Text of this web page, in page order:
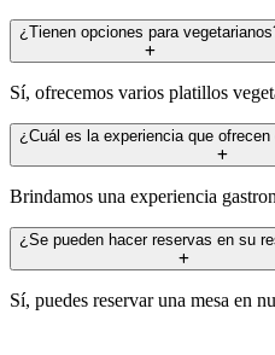
¿Tienen opciones para
Sí, ofrecemos varios platillos
¿Cuál es la experiencia que
Brindamos una experiencia
¿Se pueden hacer reservas en su
Sí, puedes reservar una mesa en